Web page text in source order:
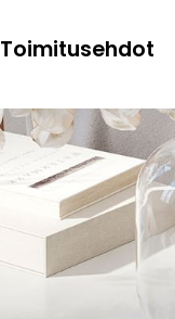
Toimitusehdot